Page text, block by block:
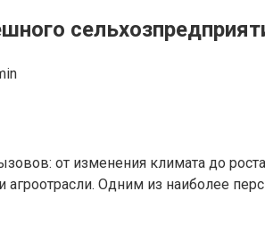
от изменения климата до
Одним из наиболее